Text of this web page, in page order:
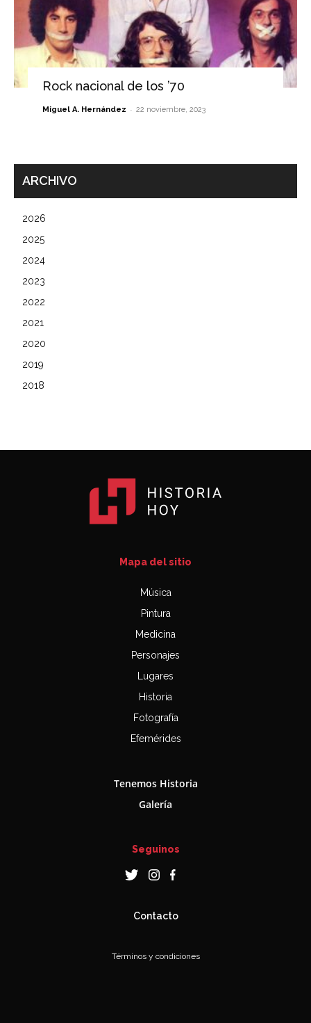
Rock nacional de los ’70
Miguel A. Hernández - 22 noviembre, 2023
ARCHIVO
2026
2025
2024
2023
2022
2021
2020
2019
2018
Mapa del sitio
Música
Pintura
Medicina
Personajes
Lugares
Historia
Fotografía
Efemérides
Tenemos Historia
Galería
Seguinos
Contacto
Términos y condiciones